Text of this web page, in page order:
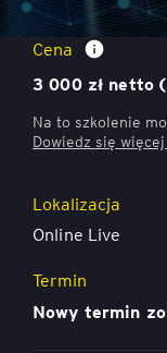
Cena
3 000 zł netto
Na to szkolenie
Dowiedz się więcej
Lokalizacja
Online Live
Termin
Nowy termin